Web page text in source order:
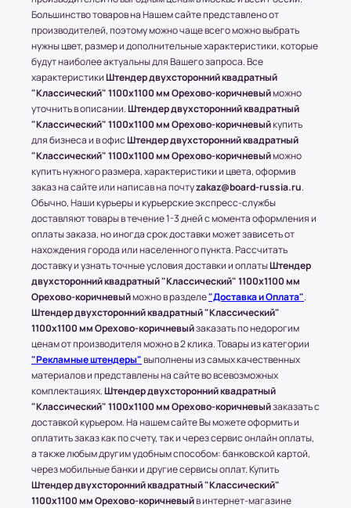
Стоимость доставки составляет 700-1500
рублей в зависимости от месторасположения
конечного пункта.
* За расчетом точной стоимости доставки
обращайтесь к менеджеру по телефону: +7 (977)
790 85-84 (Даниил)
Транспортные Компании (ТК). Доставка в
соседние регионы и города России.
Доставка в другие области и города
осуществляется через любые ТК (Транспортные
компании), которые будут удобны клиенту.
С соседними регионами (кроме Москвы и МО) и
другими городами России компания Board-
Russia.ru работает по 100% предоплате.
Самые популярные Транспортные Компании:
ПЭК, СДЭК.
* Доставку, Наши клиенты оплачивают при
получении.
Доставка товара до пункта ТК по Москве
осуществляется бесплатно, при учете, что вес
всего заказа не превышает 15 кг или размером
1500х1000 (мм.).
(!) Все товары защищены от внешнего
воздействия посредством специальной
упаковки.
Большинство товаров на Нашем сайте представлено от
производителей, поэтому можно чаще всего можно выбрать
нужны цвет, размер и дополнительные характеристики, которые
будут наиболее актуальны для Вашего запроса. Все
характеристикиШтендер двухсторонний квадратный
"Классический" 1100x1100 мм Орехово-коричневыйможно
уточнить в описании.Штендер двухсторонний квадратный
"Классический" 1100x1100 мм Орехово-коричневыйкупить
для бизнеса и в офисШтендер двухсторонний квадратный
"Классический" 1100x1100 мм Орехово-коричневыйможно
купить нужного размера, характеристики и цвета, оформив
заказ на сайте или написав на почтуzakaz@board-russia.ru.
Обычно, Наши курьеры и курьерские экспресс-службы
доставляют товары в течение 1-3 дней с момента оформления и
оплаты заказа, но иногда срок доставки может зависеть от
нахождения города или населенного пункта. Рассчитать
доставку и узнать точные условия доставки и оплатыШтендер
двухсторонний квадратный "Классический" 1100x1100 мм
Орехово-коричневыйможно в разделе"Доставка и Оплата".
Штендер двухсторонний квадратный "Классический"
1100x1100 мм Орехово-коричневыйзаказать по недорогим
ценам от производителя можно в 2 клика. Товары из категории
"Рекламные штендеры"выполнены из самых качественных
материалов и представлены на сайте во всевозможных
комплектациях.Штендер двухсторонний квадратный
"Классический" 1100x1100 мм Орехово-коричневыйзаказать с
доставкой курьером. На нашем сайте Вы можете оформить и
оплатить заказ как по счету, так и через сервис онлайн оплаты,
а также любым другим удобным способом: банковской картой,
через мобильные банки и другие сервисы оплат. Купить
Штендер двухсторонний квадратный "Классический"
1100x1100 мм Орехово-коричневыйв интернет-магазине